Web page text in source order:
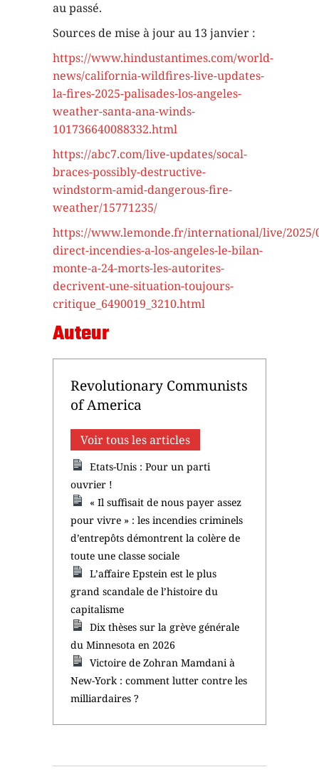
au passé.
Sources de mise à jour au 13 janvier :
https://www.hindustantimes.com/world-
news/california-wildfires-live-updates-
la-fires-2025-palisades-los-angeles-
weather-santa-ana-winds-
101736640088332.html
https://abc7.com/live-updates/socal-
braces-possibly-destructive-
windstorm-amid-dangerous-fire-
weather/15771235/
https://www.lemonde.fr/international/live/2025/
direct-incendies-a-los-angeles-le-bilan-
monte-a-24-morts-les-autorites-
decrivent-une-situation-toujours-
critique_6490019_3210.html
Auteur
Revolutionary Communists
of America
Voir tous les articles
Etats-Unis : Pour un parti
ouvrier !
« Il suffisait de nous payer assez
pour vivre » : les incendies criminels
d’entrepôts démontrent la colère de
toute une classe sociale
L’affaire Epstein est le plus
grand scandale de l’histoire du
capitalisme
Dix thèses sur la grève générale
du Minnesota en 2026
Victoire de Zohran Mamdani à
New-York : comment lutter contre les
milliardaires ?